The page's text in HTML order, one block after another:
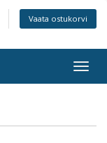
Vaata ostukorvi